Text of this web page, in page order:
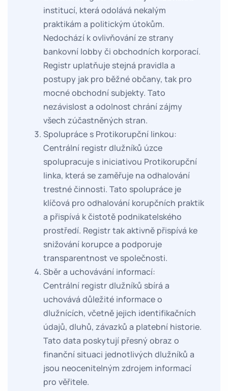
institucí, která odolává nekalým
praktikám a politickým útokům.
Nedochází k ovlivňování ze strany
bankovní lobby či obchodních korporací.
Registr uplatňuje stejná pravidla a
postupy jak pro běžné občany, tak pro
mocné obchodní subjekty. Tato
nezávislost a odolnost chrání zájmy
všech zúčastněných stran.
Spolupráce s Protikorupční linkou:
Centrální registr dlužníků úzce
spolupracuje s iniciativou Protikorupční
linka, která se zaměřuje na odhalování
trestné činnosti. Tato spolupráce je
klíčová pro odhalování korupčních praktik
a přispívá k čistotě podnikatelského
prostředí. Registr tak aktivně přispívá ke
snižování korupce a podporuje
transparentnost ve společnosti.
Sběr a uchovávání informací:
Centrální registr dlužníků sbírá a
uchovává důležité informace o
dlužnících, včetně jejich identifikačních
údajů, dluhů, závazků a platební historie.
Tato data poskytují přesný obraz o
finanční situaci jednotlivých dlužníků a
jsou neocenitelným zdrojem informací
pro věřitele.